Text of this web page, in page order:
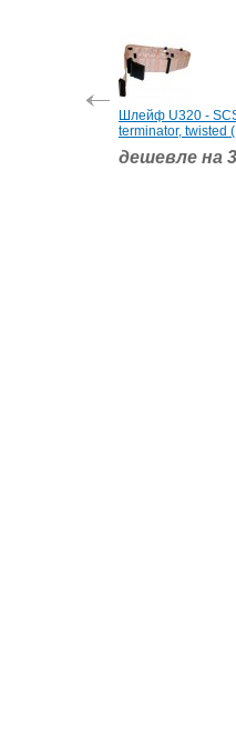
Шлейф U320 -
terminator, twisted
дешевле на